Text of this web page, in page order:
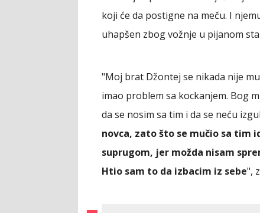
koji će da postigne na meču. I
uhapšen zbog vožnje u pijanom
"Moj brat Džontej se nikada nije
imao problem sa kockanjem. Bog
da se nosim sa tim i da se neću
novca, zato što se mučio sa tim
suprugom, jer možda nisam
Htio sam to da izbacim iz sebe",